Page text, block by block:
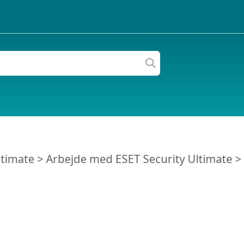
>Arbejde med ESET Security Ultimate>